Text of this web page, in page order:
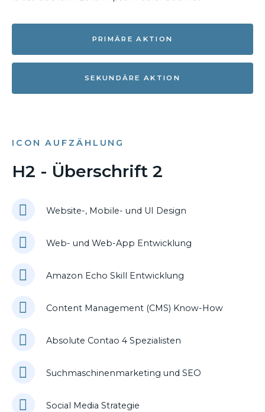
PRIMÄRE AKTION
SEKUNDÄRE AKTION
ICON AUFZÄHLUNG
H2 - Überschrift 2
Website-, Mobile- und UI Design
Web- und Web-App Entwicklung
Amazon Echo Skill Entwicklung
Content Management (CMS) Know-How
Absolute Contao 4 Spezialisten
Suchmaschinenmarketing und SEO
Social Media Strategie